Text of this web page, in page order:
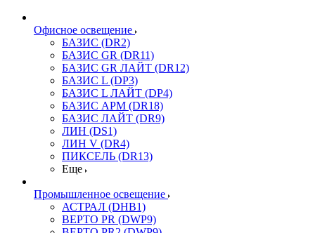
Офисное освещение
БАЗИС (DR2)
БАЗИС GR (DR11)
БАЗИС GR ЛАЙТ (DR12)
БАЗИС L (DP3)
БАЗИС L ЛАЙТ (DP4)
БАЗИС АРМ (DR18)
БАЗИС ЛАЙТ (DR9)
ЛИН (DS1)
ЛИН V (DR4)
ПИКСЕЛЬ (DR13)
Еще
Промышленное освещение
АСТРАЛ (DHB1)
ВЕРТО PR (DWP9)